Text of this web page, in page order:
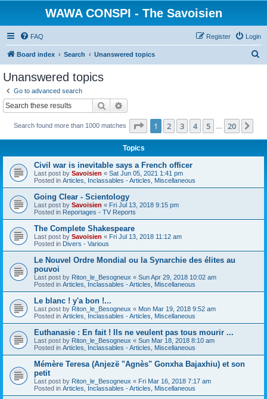
WAWA CONSPI - The Savoisien
FAQ Login
Register
Board index Search Unanswered topics
Unanswered topics
Go to advanced search
Search
Search found more than 1000 matches Page 1of 20
1 2 3 4 5 20
Topics
Civil war is inevitable says a French officer
Last post by Savoisien « Sat Jun 05, 2021 1:41 pm
Posted in Articles, Inclassables - Articles, Miscellaneous
Going Clear - Scientology
Last post by Savoisien « Fri Jul 13, 2018 9:15 pm
Posted in Reportages - TV Reports
The Complete Shakespeare
Last post by Savoisien « Fri Jul 13, 2018 11:12 am
Posted in Divers - Various
Le Nouvel Ordre Mondial ou la Synarchie des élites au
pouvoi
Last post by Riton_le_Besogneux « Sun Apr 29, 2018 10:02 am
Posted in Articles, Inclassables - Articles, Miscellaneous
Le blanc ! y'a bon !...
Last post by Riton_le_Besogneux « Mon Mar 19, 2018 9:52 am
Posted in Articles, Inclassables - Articles, Miscellaneous
Euthanasie : En fait ! Ils ne veulent pas tous mourir ...
Last post by Riton_le_Besogneux « Sun Mar 18, 2018 8:10 am
Posted in Articles, Inclassables - Articles, Miscellaneous
Mémère Teresa (Anjezë "Agnès" Gonxha Bajaxhiu) et son
petit
Last post by Riton_le_Besogneux « Fri Mar 16, 2018 7:17 am
Posted in Articles, Inclassables - Articles, Miscellaneous